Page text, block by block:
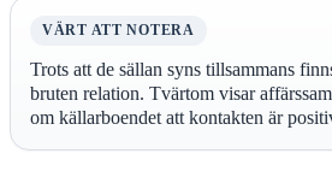
VÄRT ATT NOTERA
Trots att de sällan syns tillsammans
bruten relation. Tvärtom visar
om källarboendet att kontakten är